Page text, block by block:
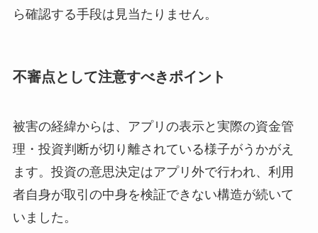
ら確認する手段は見当たりません。
不審点として注意すべきポイント
被害の経緯からは、アプリの表示と実際の資金管
理・投資判断が切り離されている様子がうかがえ
ます。投資の意思決定はアプリ外で行われ、利用
者自身が取引の中身を検証できない構造が続いて
いました。